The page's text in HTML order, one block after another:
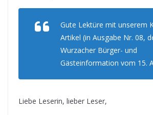
Gute Lektüre mit unserem
Artikel (in Ausgabe Nr. 08,
Wurzacher Bürger- und
Gästeinformation vom 15.
Liebe Leserin, lieber Leser,